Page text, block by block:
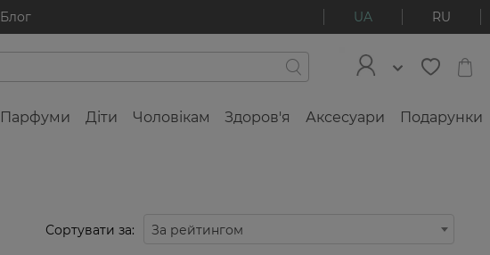
Блог UA RU
Парфуми Діти Чоловікам Здоров'я Аксесуари Подарунки
Сортувати за: За рейтингом